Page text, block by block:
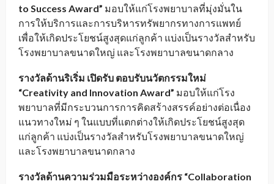
to Success Award” มอบให้แก่โรงพยาบาลที่มุ่งมั่นใน
การให้บริการและการบริหารทรัพยากรทางการแพทย์
เพื่อให้เกิดประโยชน์สูงสุดแก่ลูกค้า แบ่งเป็นรางวัลสำหรับ
โรงพยาบาลขนาดใหญ่ และโรงพยาบาลขนาดกลาง
รางวัลด้านริเริ่ม เปิดรับ ตอบรับนวัตกรรมใหม่
“Creativity and Innovation Award” มอบให้แก่โรง
พยาบาลที่มีกระบวนการการคิดสร้างสรรค์อย่างต่อเนื่อง
แนวทางใหม่ ๆ ในแบบที่แตกต่างให้เกิดประโยชน์สูงสุด
แก่ลูกค้า แบ่งเป็นรางวัลสำหรับโรงพยาบาลขนาดใหญ่
และโรงพยาบาลขนาดกลาง
รางวัลด้านความร่วมมือระหว่างองค์กร “Collaboration